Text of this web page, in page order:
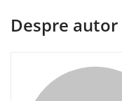
Despre autor